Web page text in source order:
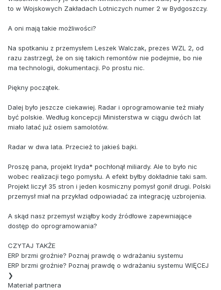
to w Wojskowych Zakładach Lotniczych numer 2 w Bydgoszczy.
A oni mają takie możliwości?
Na spotkaniu z przemysłem Leszek Walczak, prezes WZL 2, od
razu zastrzegł, że on się takich remontów nie podejmie, bo nie
ma technologii, dokumentacji. Po prostu nic.
Piękny początek.
Dalej było jeszcze ciekawiej. Radar i oprogramowanie też miały
być polskie. Według koncepcji Ministerstwa w ciągu dwóch lat
miało latać już osiem samolotów.
Radar w dwa lata. Przecież to jakieś bajki.
Proszę pana, projekt Iryda* pochłonął miliardy. Ale to było nic
wobec realizacji tego pomysłu. A efekt byłby dokładnie taki sam.
Projekt liczył 35 stron i jeden kosmiczny pomysł gonił drugi. Polski
przemysł miał na przykład odpowiadać za integrację uzbrojenia.
A skąd nasz przemysł wziąłby kody źródłowe zapewniające
dostęp do oprogramowania?
CZYTAJ TAKŻE
ERP brzmi groźnie? Poznaj prawdę o wdrażaniu systemu
ERP brzmi groźnie? Poznaj prawdę o wdrażaniu systemu WIĘCEJ
❯
Materiał partnera